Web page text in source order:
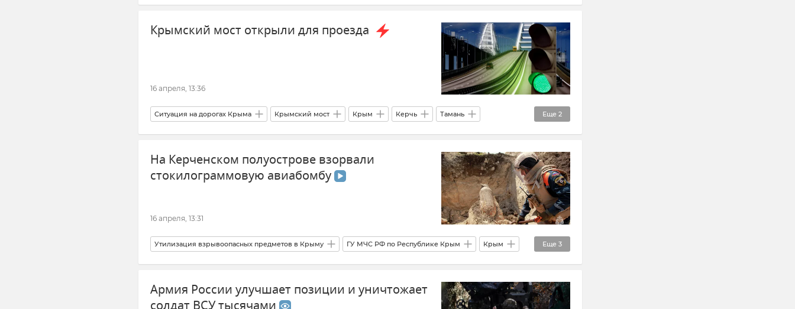
Краснодарский край Новости
Крымский мост открыли для проезда
16 апреля, 13:36
Еще 2
Ситуация на дорогах Крыма Крымский мост Крым Керчь Тамань
Краснодарский край Транспорт
На Керченском полуострове взорвали
стокилограммовую авиабомбу
16 апреля, 13:31
Еще 3
Утилизация взрывоопасных предметов в Крыму ГУ МЧС РФ по Республике Крым Крым
Новости Крыма Безопасность Видео
Армия России улучшает позиции и уничтожает
солдат ВСУ тысячами